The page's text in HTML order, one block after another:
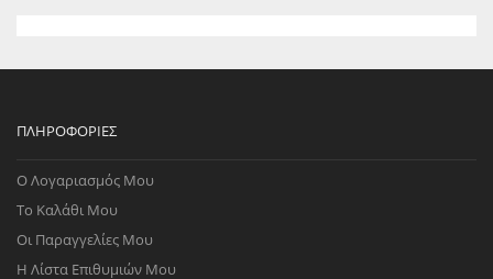
ΠΛΗΡΟΦΟΡΊΕΣ
Ο Λογαριασμός Μου
Το Καλάθι Μου
Οι Παραγγελίες Μου
Η Λίστα Επιθυμιών Μου